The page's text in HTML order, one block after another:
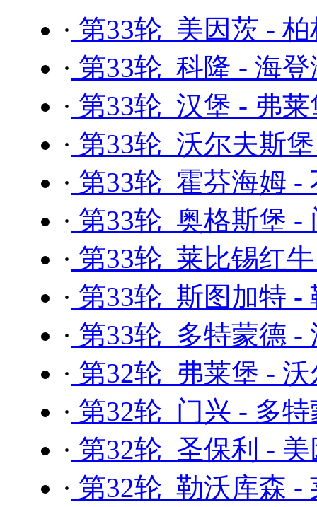
· 第33轮 美因茨 -
· 第33轮 科隆 - 海
· 第33轮 汉堡 - 弗
· 第33轮 沃尔夫斯
· 第33轮 霍芬海姆 -
· 第33轮 奥格斯堡 -
· 第33轮 莱比锡红
· 第33轮 斯图加特 -
· 第33轮 多特蒙德 -
· 第32轮 弗莱堡 -
· 第32轮 门兴 - 多
· 第32轮 圣保利 -
· 第32轮 勒沃库森 -